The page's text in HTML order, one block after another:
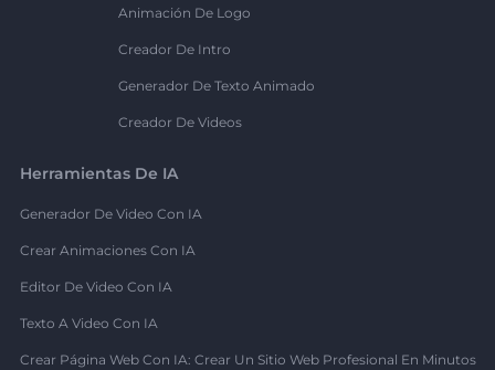
Animación De Logo
Creador De Intro
Generador De Texto Animado
Creador De Videos
Herramientas De IA
Generador De Video Con IA
Crear Animaciones Con IA
Editor De Video Con IA
Texto A Video Con IA
Crear Página Web Con IA: Crear Un Sitio Web Profesional En Minutos